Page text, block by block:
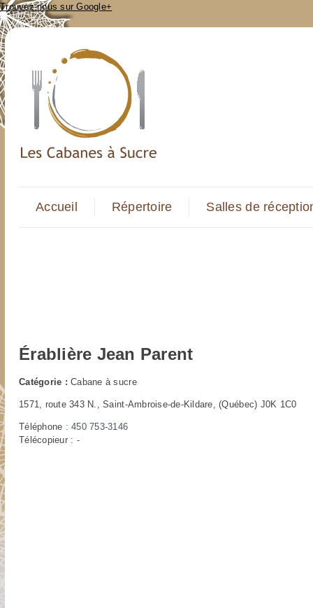
Trouvez-nous sur Google+
Accueil Répertoire Salles de
Érablière Jean Parent
Catégorie : Cabane à sucre
1571, route 343 N., Saint-Ambroise-de-Kildare, (Québec) J0K 1C0
Téléphone :450 753-3146
Télécopieur : -